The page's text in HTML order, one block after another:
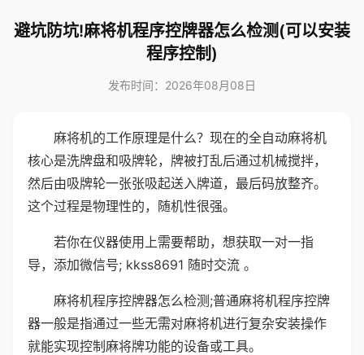
避坑防坑!麻将机程序控牌器怎么检测(可以安装
程序控制)
发布时间：2026年08月08日
麻将机的工作原理是什么？现在的全自动麻将机
核心是洗牌盘和吸牌轮，牌被打乱后通过机械搅拌，
然后由吸牌轮一张张吸起送入牌道，最后码放整齐。
这个过程是物理性的，随机性很强。
若你在仪器使用上需要帮助，想获取一对一指
导，添加微信号; kkss8691 随时交流 。
麻将机程序控牌器怎么检测;普通麻将机程序控牌
器一般是指通过一些无需对麻将机进行复杂安装操作
就能实现控制麻将牌功能的设备或工具。